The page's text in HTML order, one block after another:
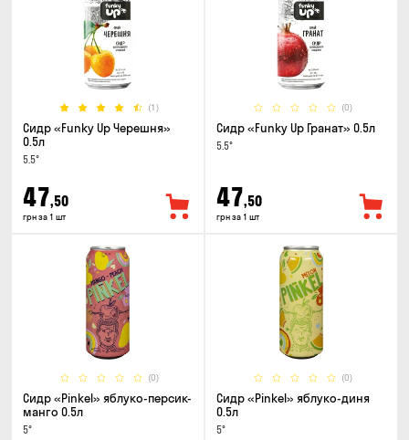
(1)
Сидр «Funky Up Черешня»
0.5л
5.5°
47,50
грн за 1 шт
(0)
Сидр «Funky Up Гранат» 0.5л
5.5°
47,50
грн за 1 шт
(0)
Сидр «Pinkel» яблуко-персик-
манго 0.5л
5°
(0)
Сидр «Pinkel» яблуко-диня
0.5л
5°